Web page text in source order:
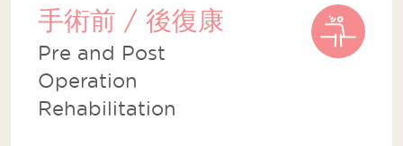
手術前 / 後復康
Pre and Post
Operation
Rehabilitation